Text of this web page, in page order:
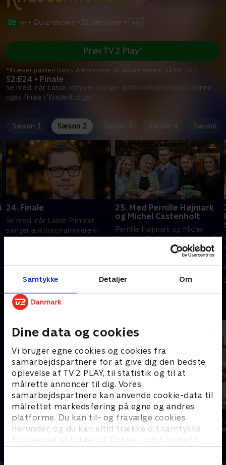
Samtykke Detaljer Om
Dine data og cookies
Vi bruger egne cookies og cookies fra
samarbejdspartnere for at give dig den bedste
oplevelse af TV 2 PLAY, til statistik og til at
målrette annoncer til dig. Vores
samarbejdspartnere kan anvende cookie-data til
målrettet markedsføring på egne og andres
platforme. Du kan til- og fravælge cookies
herunder, og du kan altid trække dit samtykke
tilbage ved at klikke på ’Cookie-indstillinger’ i
• Quiz-shows • 21 sæsoner •
S2:E24 • Finale
Se med, når Lasse Rimmer svinger auktionshammeren i denne
uges finale i 'Krejlerkongen',.
Prøv TV 2 Play*
*Kræver pakken Basis. Administrer dit abonnement på Mit TV 2.
Sæson 1 Sæson 2 Sæson 3 Sæson 4 Sæson 5
24. Finale
Se med, når Lasse Rimmer
svinger auktionshammeren i
25. Med Pernille Højmark
og Michel Castenholt
Pernille Højmark og Michel
Castenholt er gamle venner, så
det er en venskabelig dyst, der
finder sted i 'Krejlerkongen'.
Men det handler stadig om at
vinde. Se, hvordan det går, når
hammeren, og Lise Baastrup
Andre så også
Hvem vil være millionær? Classic
Quiz-shows • 12 sæsoner
24
TV-Shows • 1